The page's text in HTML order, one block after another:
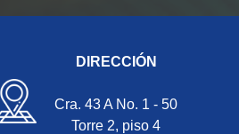
DIRECCIÓN
Cra. 43 A No. 1 - 50
Torre 2, piso 4